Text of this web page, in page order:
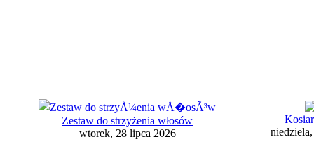
Zestaw do strzyżenia włosów
wtorek, 28 lipca 2026